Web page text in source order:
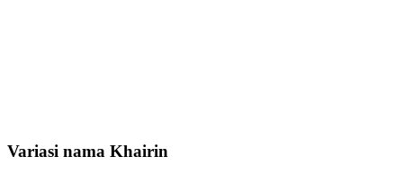
Variasi nama Khairin